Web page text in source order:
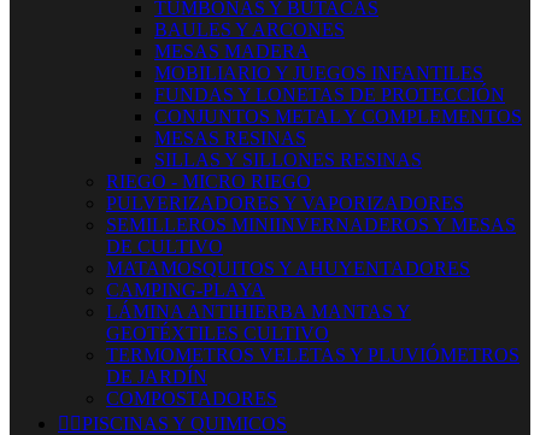
TUMBONAS Y BUTACAS
BAULES Y ARCONES
MESAS MADERA
MOBILIARIO Y JUEGOS INFANTILES
FUNDAS Y LONETAS DE PROTECCIÓN
CONJUNTOS METAL Y COMPLEMENTOS
MESAS RESINAS
SILLAS Y SILLONES RESINAS
RIEGO - MICRO RIEGO
PULVERIZADORES Y VAPORIZADORES
SEMILLEROS MINIINVERNADEROS Y MESAS
DE CULTIVO
MATAMOSQUITOS Y AHUYENTADORES
CAMPING-PLAYA
LÁMINA ANTIHIERBA MANTAS Y
GEOTÉXTILES CULTIVO
TERMOMETROS VELETAS Y PLUVIÓMETROS
DE JARDÍN
COMPOSTADORES
 PISCINAS Y QUIMICOS